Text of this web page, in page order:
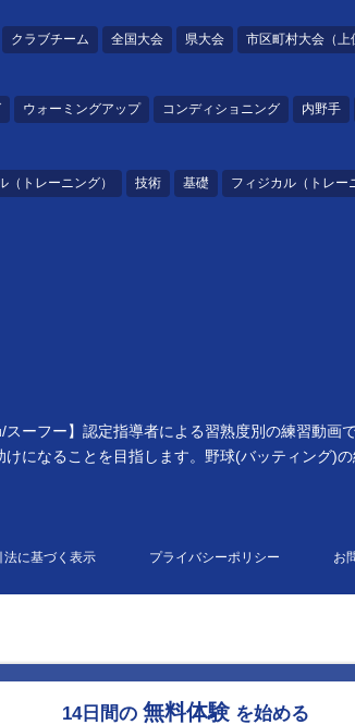
クラブチーム 全国大会 県大会 市区町村大会（上
ウォーミングアップ コンディショニング 内野手
（トレーニング） 技術 基礎 フィジカル（トレー
14日間の 無料体験 を始める
ーフー】認定指導者による習熟度別の練習動画
になることを目指します。野球(バッティング)
法に基づく表示 プライバシーポリシー お